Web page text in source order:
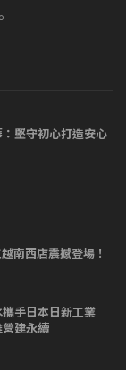
堅守初心打造安心
南西店震撼登場！
攜手日本日新工業
建永續